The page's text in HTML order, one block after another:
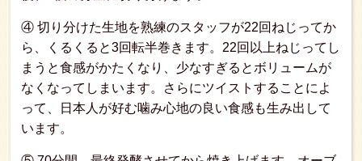
④ 切り分けた生地を熟練のスタッフが22回ねじってか
ら、くるくると3回転半巻きます。22回以上ねじってし
まうと食感がかたくなり、少なすぎるとボリュームが
なくなってしまいます。さらにツイストすることによ
って、日本人が好む噛み心地の良い食感も生み出して
います。